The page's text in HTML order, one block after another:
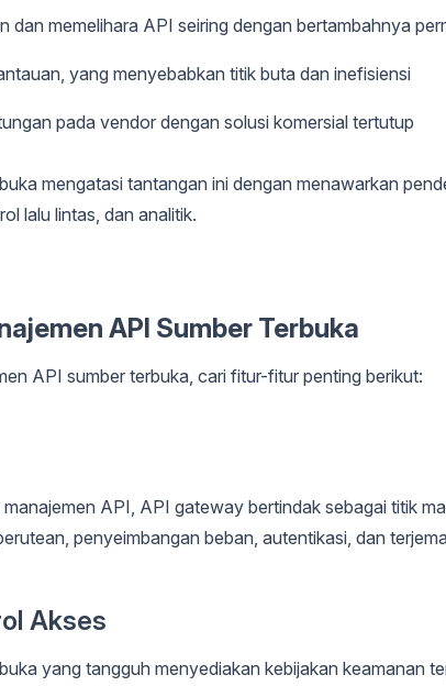
dan memelihara API seiring dengan bertambahnya
yang menyebabkan titik buta dan inefisiensi
pada vendor dengan solusi komersial tertutup
mengatasi tantangan ini dengan menawarkan
lalu lintas, dan analitik.
API Sumber Terbuka
API sumber terbuka, cari fitur-fitur penting berikut:
API, API gateway bertindak sebagai titik
penyeimbangan beban, autentikasi, dan
Akses
yang tangguh menyediakan kebijakan keamanan